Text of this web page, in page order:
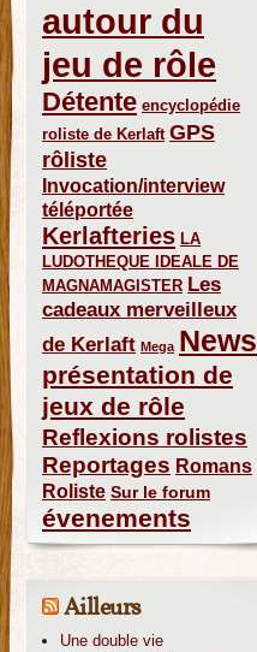
autour du
jeu de rôle
Détente encyclopédie
roliste de Kerlaft GPS
rôliste
Invocation/interview
téléportée
Kerlafteries LA
LUDOTHEQUE IDEALE DE
MAGNAMAGISTER Les
cadeaux merveilleux
de Kerlaft Mega News
présentation de
jeux de rôle
Reflexions rolistes
Reportages Romans
Roliste Sur le forum
évenements
Ailleurs
Une double vie